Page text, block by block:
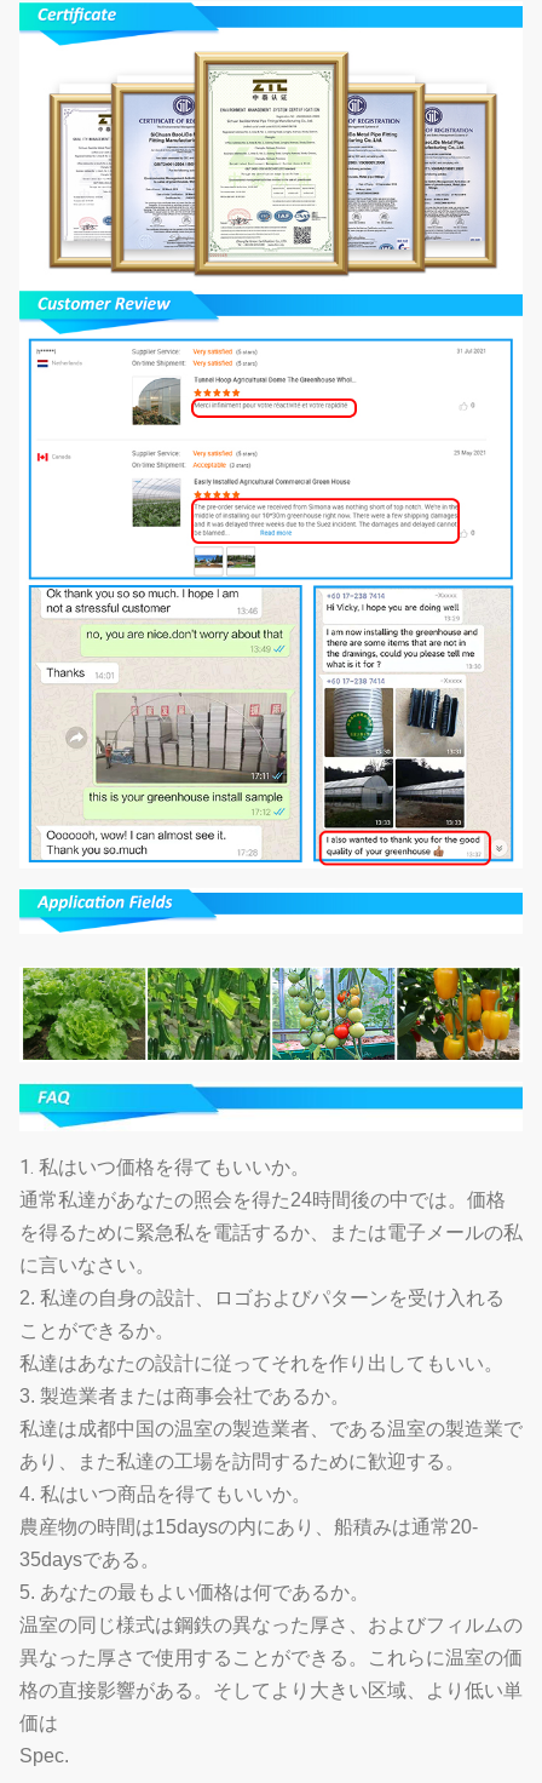
1. 私はいつ価格を得てもいいか。
通常私達があなたの照会を得た24時間後の中では。価格
を得るために緊急私を電話するか、または電子メールの私
に言いなさい。
2. 私達の自身の設計、ロゴおよびパターンを受け入れる
ことができるか。
私達はあなたの設計に従ってそれを作り出してもいい。
3. 製造業者または商事会社であるか。
私達は成都中国の温室の製造業者、である温室の製造業で
あり、また私達の工場を訪問するために歓迎する。
4. 私はいつ商品を得てもいいか。
農産物の時間は15daysの内にあり、船積みは通常20-
35daysである。
5. あなたの最もよい価格は何であるか。
温室の同じ様式は鋼鉄の異なった厚さ、およびフィルムの
異なった厚さで使用することができる。これらに温室の価
格の直接影響がある。そしてより大きい区域、より低い単
価は
Spec.